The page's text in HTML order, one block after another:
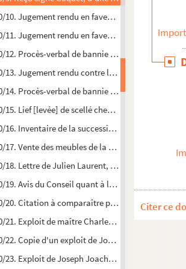
10. Jugement rendu en faveur d'Ollive et de sa
11. Jugement rendu en faveur d'Ollive et de sa
12. Procès-verbal de bannie de jugement du
13. Jugement rendu contre les créanciers de la
14. Procès-verbal de bannie de jugement du
15. Lief [levée] de scellé chez feu Estienne
16. Inventaire de la succession d'Estienne Laurent
17. Vente des meubles de la succession
18. Lettre de Julien Laurent, hussard au 7e
19. Avis du Conseil quant à la demande de
20. Citation à comparaître par Antoine-Marin
21. Exploit de maître Charles Vallet, huissier
22. Copie d'un exploit de Joseph Joachim
23. Exploit de Joseph Joachim Trastour,
Citer ce